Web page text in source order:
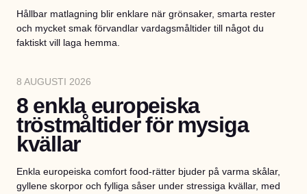
Hållbar matlagning blir enklare när grönsaker, smarta rester
och mycket smak förvandlar vardagsmåltider till något du
faktiskt vill laga hemma.
8 AUGUSTI 2026
8 enkla europeiska
tröstmåltider för mysiga
kvällar
Enkla europeiska comfort food-rätter bjuder på varma skålar,
gyllene skorpor och fylliga såser under stressiga kvällar, med